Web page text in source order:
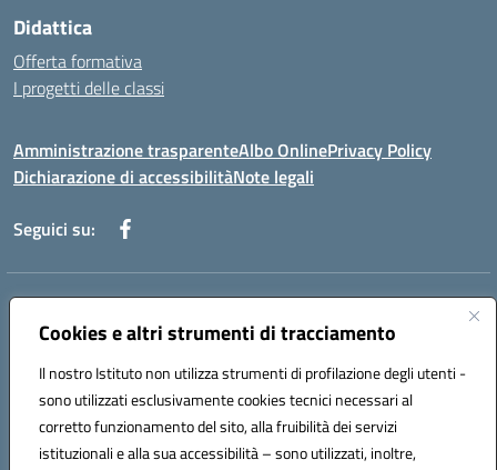
Cookies e altri strumenti di tracciamento
Il nostro Istituto non utilizza strumenti di profilazione degli utenti -
sono utilizzati esclusivamente cookies tecnici necessari al
corretto funzionamento del sito, alla fruibilità dei servizi
istituzionali e alla sua accessibilità – sono utilizzati, inoltre,
Didattica
Offerta formativa
I progetti delle classi
Amministrazione trasparenteAlbo OnlinePrivacy Policy
Dichiarazione di accessibilitàNote legali
Seguici su:
Indirizzo:
Centralino:+39 0965 78 12 60 Email:rcic841003@istruzione.it
Codice fiscale: 92034530805
Codice meccanografico:
rcic841003
Codice Indice delle Pubbliche Amministrazioni (IPA): istsc_rcic841003